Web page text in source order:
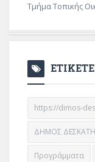
Τμήμα Τοπικής
https://dimos-
ΔΗΜΟΣ
Προγράμματα